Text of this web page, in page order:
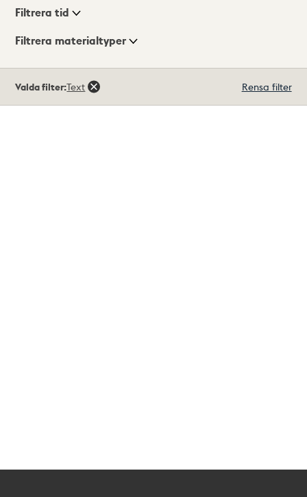
Visningsläge
Filtrera tid
Filtrera materialtyper
träffar
Valda filter:Text Rensa filter